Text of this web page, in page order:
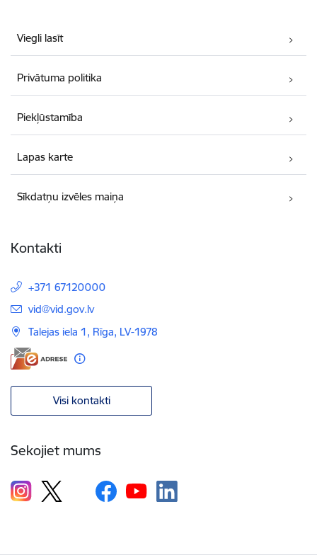
Viegli lasīt
Privātuma politika
Piekļūstamība
Lapas karte
Sīkdatņu izvēles maiņa
Kontakti
+371 67120000
E-pasts:
vid@vid.gov.lv
Talejas iela 1, Rīga, LV-1978
Visi kontakti
Sekojiet mums